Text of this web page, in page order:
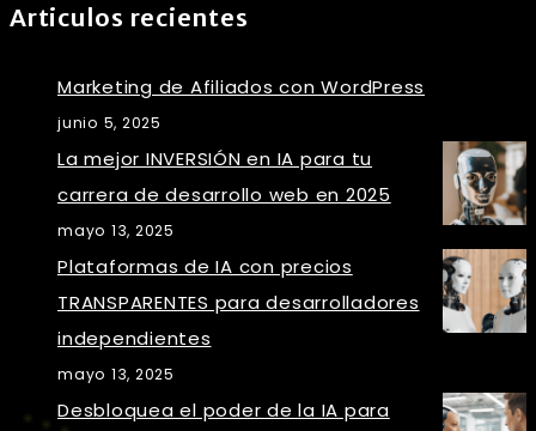
Articulos recientes
Marketing de Afiliados con WordPress
junio 5, 2025
La mejor INVERSIÓN en IA para tu
carrera de desarrollo web en 2025
mayo 13, 2025
Plataformas de IA con precios
TRANSPARENTES para desarrolladores
independientes
mayo 13, 2025
Desbloquea el poder de la IA para